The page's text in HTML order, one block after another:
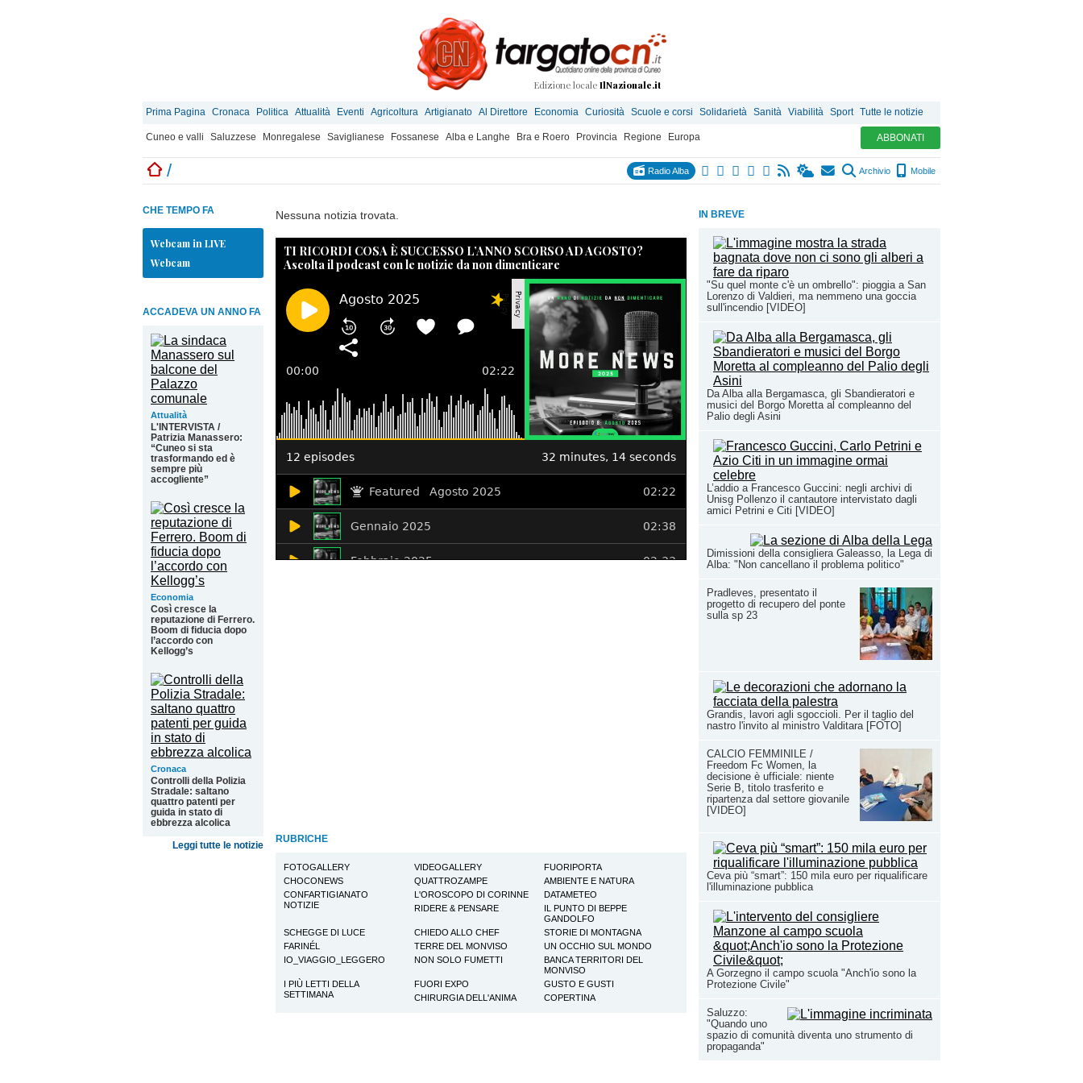
Edizione locale IlNazionale.it
Prima Pagina Cronaca Politica Attualità Eventi Agricoltura Artigianato Al Direttore Economia Curiosità Scuole e corsi Solidarietà Sanità Viabilità Sport Tutte le notizie
Cuneo e valli Saluzzese Monregalese Saviglianese Fossanese Alba e Langhe Bra e Roero Provincia Regione Europa ABBONATI
/ Radio Alba Archivio Mobile
IN BREVE
"Su quel monte c'è un ombrello": pioggia a San
Lorenzo di Valdieri, ma nemmeno una goccia
sull'incendio [VIDEO]
Da Alba alla Bergamasca, gli Sbandieratori e
musici del Borgo Moretta al compleanno del
Palio degli Asini
L’addio a Francesco Guccini: negli archivi di
Unisg Pollenzo il cantautore intervistato dagli
amici Petrini e Citi [VIDEO]
Dimissioni della consigliera Galeasso, la Lega di
Alba: "Non cancellano il problema politico"
Pradleves, presentato il
progetto di recupero del ponte
sulla sp 23
Grandis, lavori agli sgoccioli. Per il taglio del
nastro l'invito al ministro Valditara [FOTO]
CALCIO FEMMINILE /
Freedom Fc Women, la
decisione è ufficiale: niente
Serie B, titolo trasferito e
ripartenza dal settore giovanile
[VIDEO]
Ceva più “smart”: 150 mila euro per riqualificare
l'illuminazione pubblica
A Gorzegno il campo scuola "Anch'io sono la
Protezione Civile"
Saluzzo:
"Quando uno
spazio di comunità diventa uno strumento di
propaganda"
CHE TEMPO FA
Webcam in LIVE
Webcam
ACCADEVA UN ANNO FA
Attualità
L'INTERVISTA /
Patrizia Manassero:
“Cuneo si sta
trasformando ed è
sempre più
accogliente”
Economia
Così cresce la
reputazione di Ferrero.
Boom di fiducia dopo
l’accordo con
Kellogg’s
Cronaca
Controlli della Polizia
Stradale: saltano
quattro patenti per
guida in stato di
ebbrezza alcolica
Leggi tutte le notizie
Nessuna notizia trovata.
TI RICORDI COSA È SUCCESSO L’ANNO SCORSO AD AGOSTO?
Ascolta il podcast con le notizie da non dimenticare
RUBRICHE
FOTOGALLERY VIDEOGALLERY
FUORIPORTA
CHOCONEWS
QUATTROZAMPE
AMBIENTE E NATURA
CONFARTIGIANATO
NOTIZIE
L'OROSCOPO DI CORINNE
DATAMETEO
RIDERE & PENSARE
IL PUNTO DI BEPPE
GANDOLFO
SCHEGGE DI LUCE
CHIEDO ALLO CHEF
STORIE DI MONTAGNA
FARINÉL
TERRE DEL MONVISO
UN OCCHIO SUL MONDO
IO_VIAGGIO_LEGGERO
NON SOLO FUMETTI
BANCA TERRITORI DEL
MONVISO
I PIÙ LETTI DELLA
SETTIMANA
FUORI EXPO
GUSTO E GUSTI
CHIRURGIA DELL'ANIMA
COPERTINA